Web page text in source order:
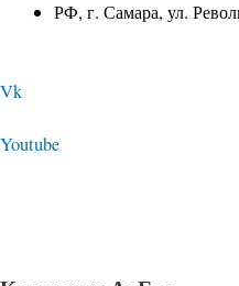
РФ, г. Самара, ул.
Vk
Youtube